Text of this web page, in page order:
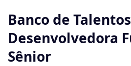
Banco de
Desenvolvedora
Sênior